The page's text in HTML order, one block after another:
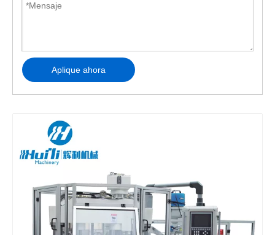
Aplique ahora